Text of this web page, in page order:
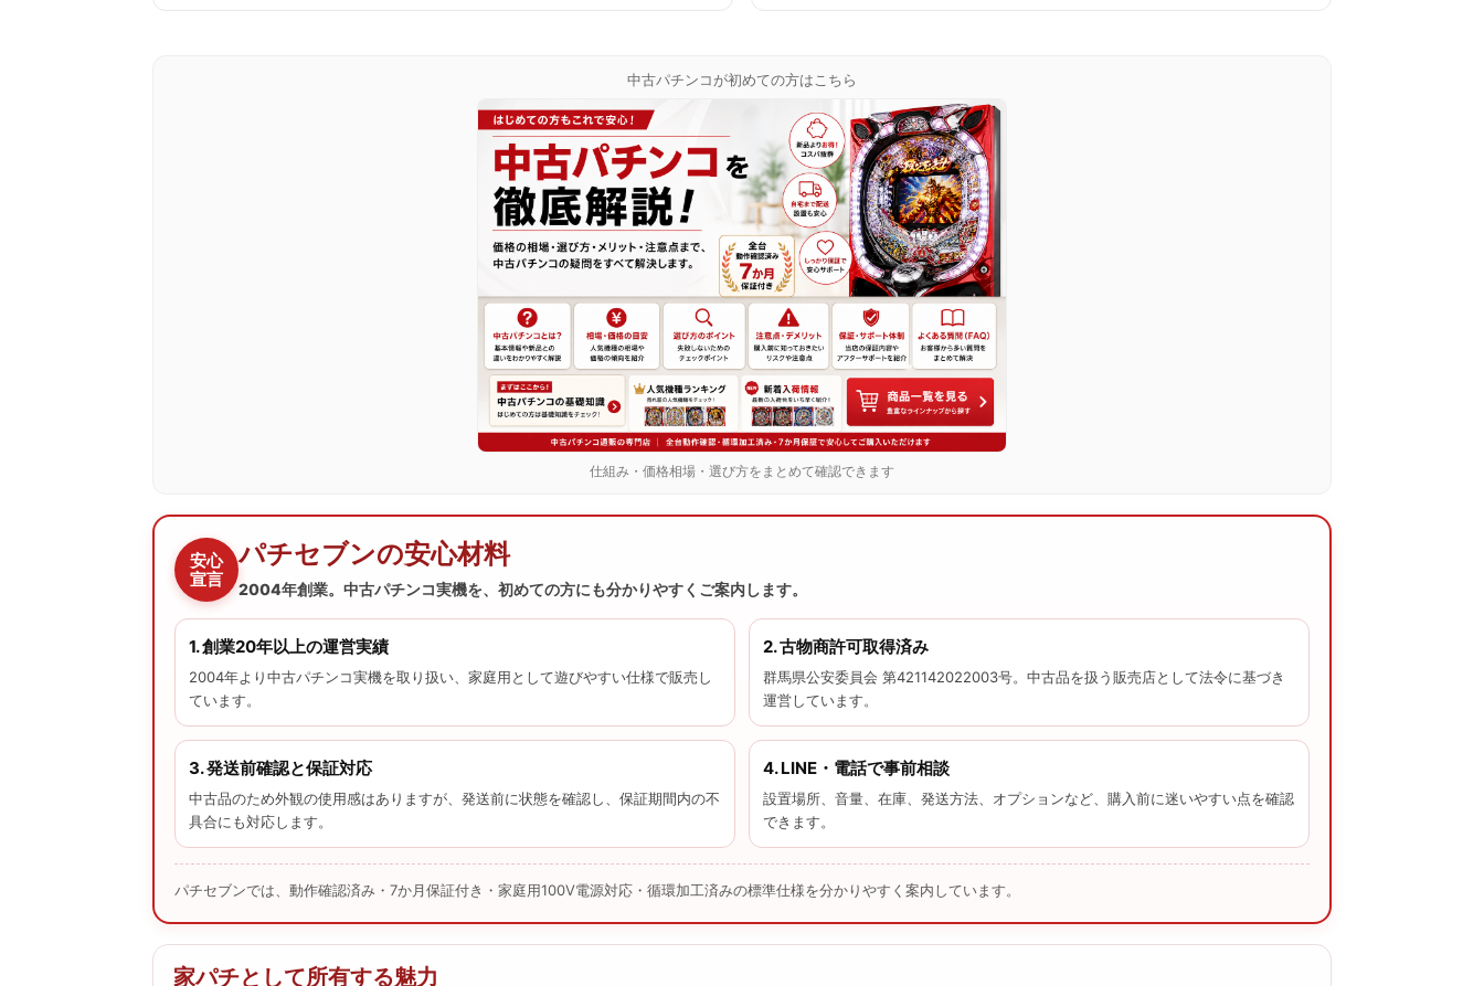
中古パチンコが初めての方はこちら
仕組み・価格相場・選び方をまとめて確認できます
安心
宣言
パチセブンの安心材料
2004年創業。中古パチンコ実機を、初めての方にも分かりやすくご案内します。
1. 創業20年以上の運営実績
2004年より中古パチンコ実機を取り扱い、家庭用として遊びやすい仕様で販売し
ています。
2. 古物商許可取得済み
群馬県公安委員会 第421142022003号。中古品を扱う販売店として法令に基づき
運営しています。
3. 発送前確認と保証対応
中古品のため外観の使用感はありますが、発送前に状態を確認し、保証期間内の不
具合にも対応します。
4. LINE・電話で事前相談
設置場所、音量、在庫、発送方法、オプションなど、購入前に迷いやすい点を確認
できます。
パチセブンでは、動作確認済み・7か月保証付き・家庭用100V電源対応・循環加工済みの標準仕様を分かりやすく案内しています。
家パチとして所有する魅力